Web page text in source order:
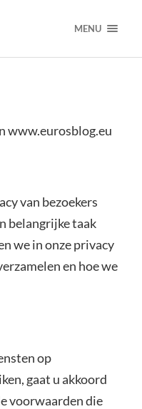
MENU
www.eurosblog.eu
van bezoekers
belangrijke taak
we in onze privacy
en hoe we
op
gaat u akkoord
voorwaarden die